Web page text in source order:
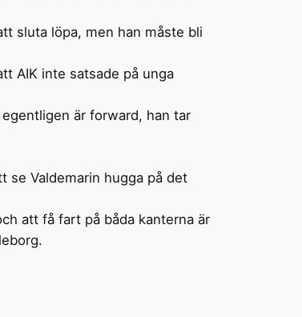
sluta löpa, men han måste bli
AIK inte satsade på unga
är forward, han tar
se Valdemarin hugga på det
att få fart på båda kanterna är